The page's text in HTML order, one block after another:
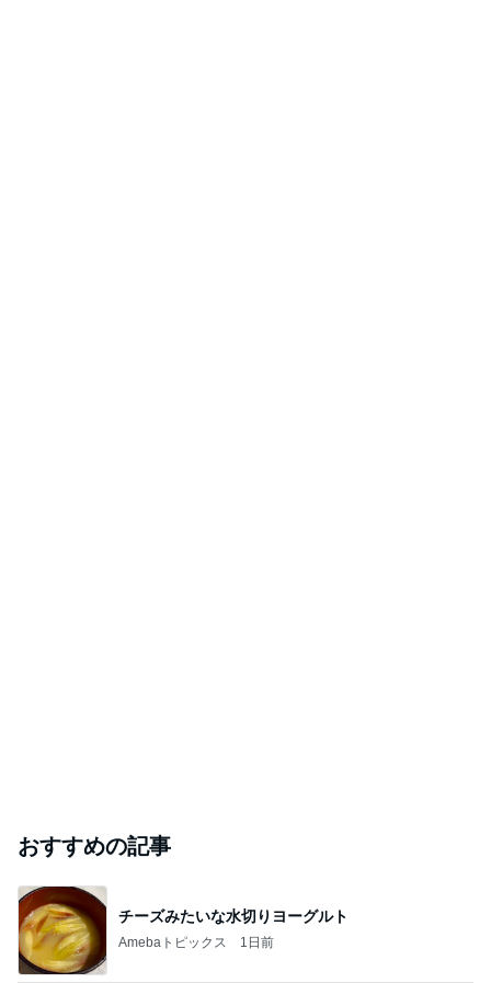
おすすめの記事
チーズみたいな水切りヨーグルト
Amebaトピックス 1日前